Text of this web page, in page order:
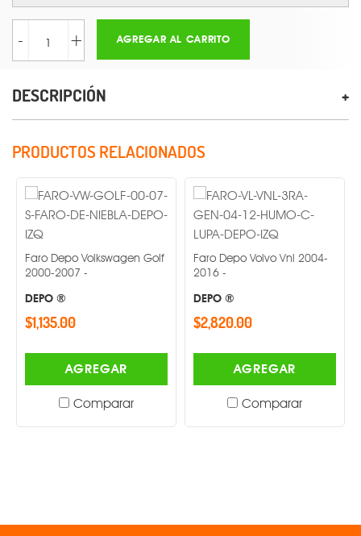
- + AGREGAR AL CARRITO
DESCRIPCIÓN
PRODUCTOS RELACIONADOS
Depo Volkswagen Golf
2007 -
®
AGREGAR
Comparar
Faro Depo Volvo Vnl 2004-
2016 -
DEPO ®
$2,820.00
AGREGAR
Comparar